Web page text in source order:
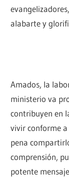
alabarte y
Amados, la
ministerio va
contribuyen en
vivir conforme
pena
comprensión,
potente